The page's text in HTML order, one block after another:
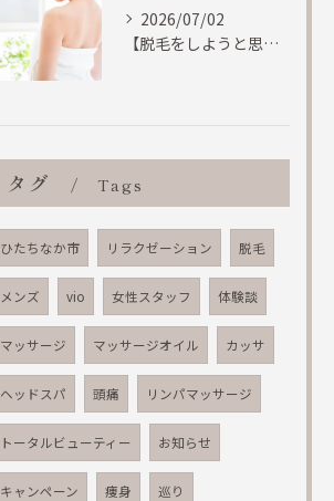
2026/07/02
【脱毛をしようと思う基準って何で決めてますか？結果重視のひたちなかエステルフレで】
タグ Tags
ひたちなか市 リラクゼーション 脱毛
メンズ vio 女性スタッフ 体験談
マッサージ マッサージオイル カッサ
ヘッドスパ 頭痛 リンパマッサージ
トータルビューティー お知らせ
キャンペーン 痩身 巡り